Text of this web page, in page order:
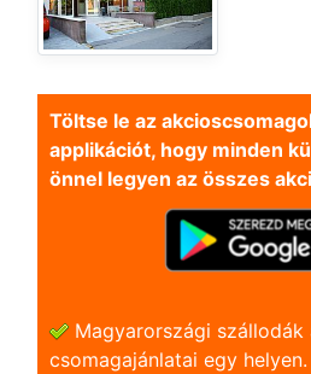
Töltse le az
applikációt, hogy minden
önnel legyen az összes
Magyarországi szállodák
csomagajánlatai egy helyen.